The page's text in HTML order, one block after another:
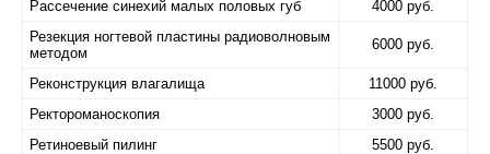
Рассечение синехий малых половых губ
4000 руб.
Резекция ногтевой пластины радиоволновым
методом
6000 руб.
Реконструкция влагалища
11000 руб.
Ректороманоскопия
3000 руб.
Ретиноевый пилинг
5500 руб.